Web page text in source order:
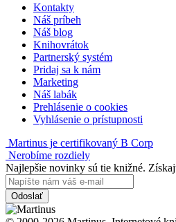
Kontakty
Náš príbeh
Náš blog
Knihovrátok
Partnerský systém
Pridaj sa k nám
Marketing
Náš labák
Prehlásenie o cookies
Vyhlásenie o prístupnosti
Martinus je certifikovaný B Corp
Nerobíme rozdiely
Najlepšie novinky sú tie knižné.
Odoslať